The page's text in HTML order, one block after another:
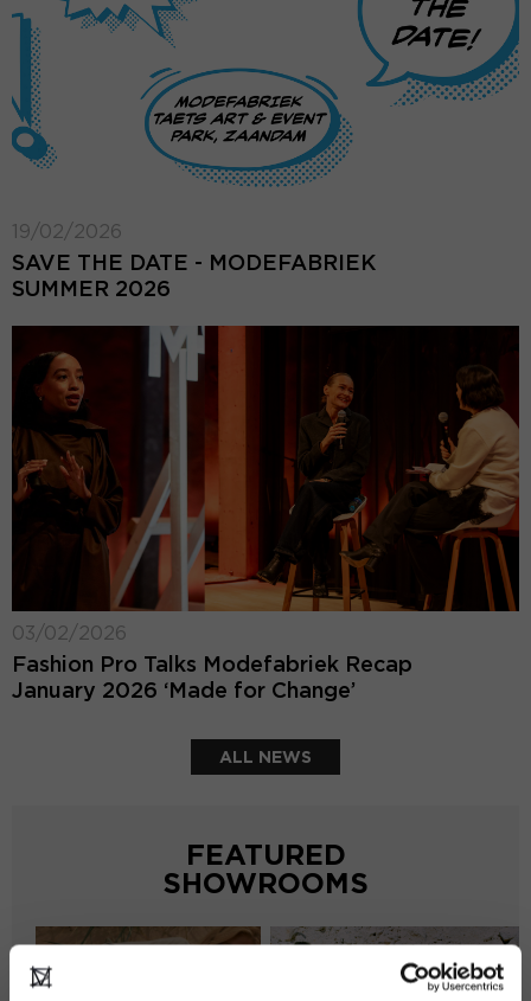
19/02/2026
SAVE THE DATE - MODEFABRIEK
SUMMER 2026
03/02/2026
Fashion Pro Talks Modefabriek Recap
January 2026 ‘Made for Change’
ALL NEWS
FEATURED
SHOWROOMS